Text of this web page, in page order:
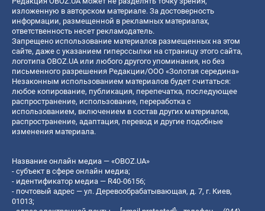
изложенную в авторском материале. За достоверность
информации, размещенной в рекламных материалах,
ответственность несет рекламодатель.
Запрещено использование материалов размещенных на этом
сайте, даже с указанием гиперссылки на страницу этого сайта,
логотипа OBOZ.UA или любого другого упоминания, но без
письменного разрешения Редакции/ООО «Золотая середина»
Незаконным использованием материалов будет считаться:
любое копирование, публикация, перепечатка, последующее
распространение, использование, переработка с
использованием, включением в состав других материалов,
распространение, адаптация, перевод и другие подобные
изменения материала.
Название онлайн медиа — «OBOZ.UA»
- субъект в сфере онлайн медиа;
- идентификатор медиа — R40-06156;
- почтовый адрес — ул. Деревообрабатывающая, д. 7, г. Киев,
01013;